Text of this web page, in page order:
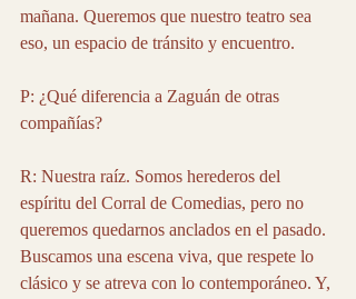
mañana. Queremos que nuestro teatro sea
eso, un espacio de tránsito y encuentro.
P: ¿Qué diferencia a Zaguán de otras
compañías?
R: Nuestra raíz. Somos herederos del
espíritu del Corral de Comedias, pero no
queremos quedarnos anclados en el pasado.
Buscamos una escena viva, que respete lo
clásico y se atreva con lo contemporáneo. Y,